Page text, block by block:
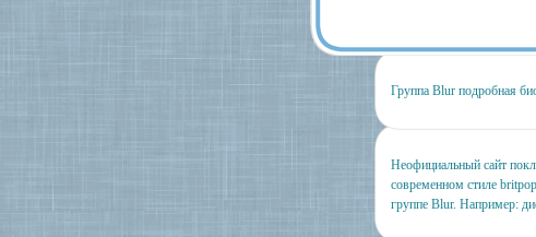
Группа Blur подробная
Неофициальный сайт
современном стиле
группе Blur. Например: